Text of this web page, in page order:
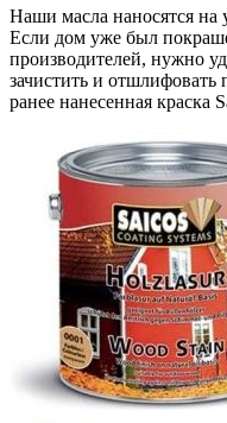
Наши масла наносятся
Если дом уже был
производителей, нужно
зачистить и отшлифовать
ранее нанесенная краска